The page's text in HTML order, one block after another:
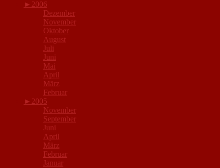
► 2006
Dezember
November
Oktober
August
Juli
Juni
Mai
April
März
Februar
► 2005
November
September
Juni
April
März
Februar
Januar